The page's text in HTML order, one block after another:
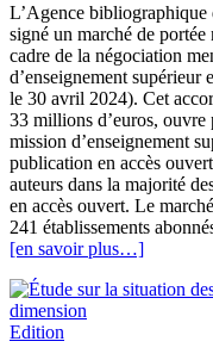
L’Agence bibliographique
signé un marché de
cadre de la négociation
d’enseignement
le 30 avril 2024). Cet
33 millions d’euros, ouvre
mission d’enseignement
publication en accès
auteurs dans la majorité
en accès ouvert. Le
241 établissements
[en savoir plus…]
Edition